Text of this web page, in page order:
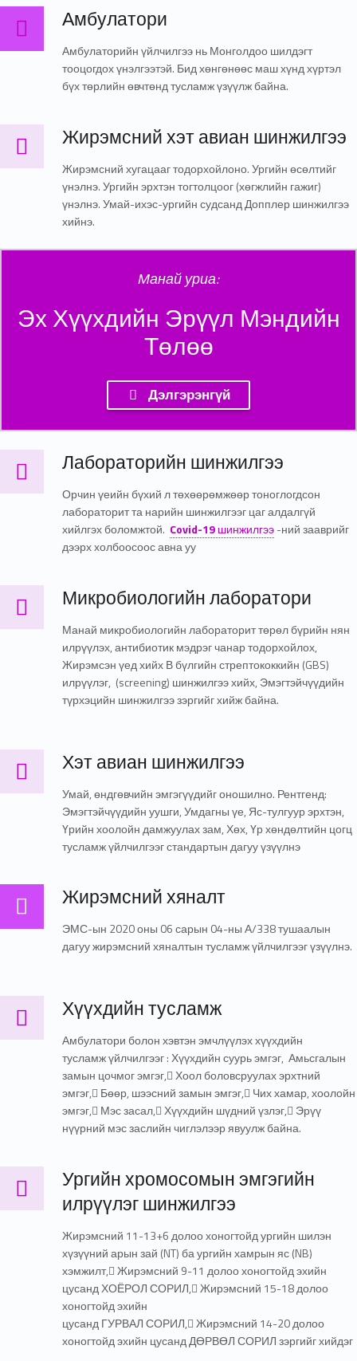
Амбулатори
Амбулаторийн үйлчилгээ нь Монголдоо шилдэгт
тооцогдох үнэлгээтэй. Бид хөнгөнөөс маш хүнд хүртэл
бүх төрлийн өвчтөнд тусламж үзүүлж байна.
Жирэмсний хэт авиан шинжилгээ
Жирэмсний хэт авиан шинжилгээ
Жирэмсний хугацааг тодорхойлоно. Ургийн өсөлтийг
үнэлнэ. Ургийн эрхтэн тогтолцоог (хөгжлийн гажиг)
үнэлнэ. Умай-ихэс-ургийн судсанд Допплер шинжилгээ
хийнэ.
Манай уриа:
Эх Хүүхдийн Эрүүл Мэндийн
Төлөө
Дэлгэрэнгүй
Лабораторийн шинжилгээ
Лабораторийн шинжилгээ
Орчин үеийн бүхий л төхөөрөмжөөр тоноглогдсон
лабораторит та нарийн шинжилгээг цаг алдалгүй
хийлгэх боломжтой. Covid-19шинжилгээ-ний зааврийг
дээрх холбоосоос авна уу
Микробиологийн лаборатори
Микробиологийн лаборатори
Манай микробиологийн лабораторит төрөл бүрийн нян
илрүүлэх, антибиотик мэдрэг чанар тодорхойлох,
Жирэмсэн үед хийх В бүлгийн стрептококкийн (GBS)
илрүүлэг, (screening) шинжилгээ хийх, Эмэгтэйчүүдийн
түрхэцийн шинжилгээ зэргийг хийж байна.
Хэт авиан шинжилгээ
Хэт авиан шинжилгээ
Умай, өндгөвчийн эмгэгүүдийг оношилно. Рентгенд:
Эмэгтэйчүүдийн уушги, Умдагны үе, Яс-тулгуур эрхтэн,
Үрийн хоолойн дамжуулах зам, Хөх, Үр хөндөлтийн цогц
тусламж үйлчилгээг стандартын дагуу үзүүлнэ
Жирэмсний хяналт
Жирэмсний хяналт
ЭМС-ын 2020 оны 06 сарын 04-ны А/338 тушаалын
дагуу жирэмсний хяналтын тусламж үйлчилгээг үзүүлнэ.
Хүүхдийн тусламж
Хүүхдийн тусламж
Амбулатори болон хэвтэн эмчлүүлэх хүүхдийн
тусламж үйлчилгээг : Хүүхдийн суурь эмгэг, Амьсгалын
замын цочмог эмгэг, Хоол боловсруулах эрхтний
эмгэг, Бөөр, шээсний замын эмгэг, Чих хамар, хоолойн
эмгэг, Мэс засал, Хүүхдийн шүдний үзлэг, Эрүү
нүүрний мэс заслийн чиглэлээр явуулж байна.
Ургийн хромосомын эмгэгийн илрүүлэг шинжилгээ
Ургийн хромосомын эмгэгийн
илрүүлэг шинжилгээ
Жирэмсний 11-13+6 долоо хоногтойд ургийн шилэн
хүзүүний арын зай (NT) ба ургийн хамрын яс (NB)
хэмжилт, Жирэмсний 9-11 долоо хоногтойд эхийн
цусанд ХОЁРОЛ СОРИЛ, Жирэмсний 15-18 долоо
хоногтойд эхийн
цусанд ГУРВАЛ СОРИЛ, Жирэмсний 14-20 долоо
хоногтойд эхийн цусанд ДӨРВӨЛ СОРИЛ зэргийг хийдэг